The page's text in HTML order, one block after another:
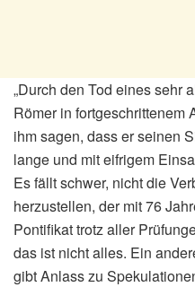
„Durch den Tod eines sehr
Römer in fortgeschrittenem
ihm sagen, dass er seinen
lange und mit eifrigem
Es fällt schwer, nicht die
herzustellen, der mit 76
Pontifikat trotz aller
das ist nicht alles. Ein
gibt Anlass zu